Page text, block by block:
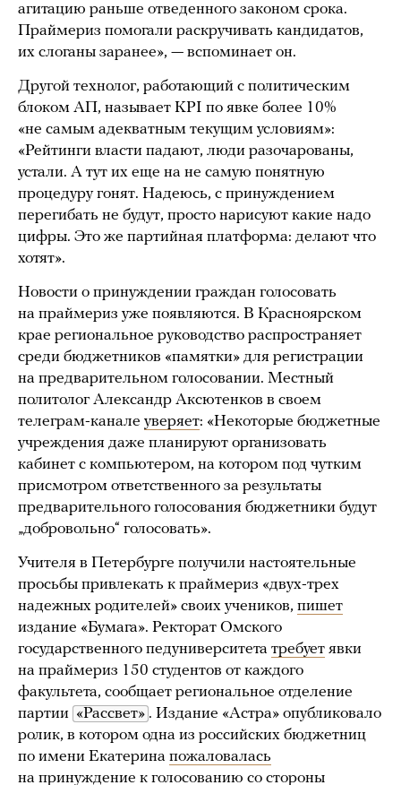
агитацию раньше отведенного законом срока.
Праймериз помогали раскручивать кандидатов,
их слоганы заранее», — вспоминает он.
Другой технолог, работающий с политическим
блоком АП, называет KPI по явке более 10%
«не самым адекватным текущим условиям»:
«Рейтинги власти падают, люди разочарованы,
устали. А тут их еще на не самую понятную
процедуру гонят. Надеюсь, с принуждением
перегибать не будут, просто нарисуют какие надо
цифры. Это же партийная платформа: делают что
хотят».
Новости о принуждении граждан голосовать
на праймериз уже появляются. В Красноярском
крае региональное руководство распространяет
среди бюджетников «памятки» для регистрации
на предварительном голосовании. Местный
политолог Александр Аксютенков в своем
телеграм-канале уверяет: «Некоторые бюджетные
учреждения даже планируют организовать
кабинет с компьютером, на котором под чутким
присмотром ответственного за результаты
предварительного голосования бюджетники будут
„добровольно“ голосовать».
Учителя в Петербурге получили настоятельные
просьбы привлекать к праймериз «двух-трех
надежных родителей» своих учеников, пишет
издание «Бумага». Ректорат Омского
государственного педуниверситета требует явки
на праймериз 150 студентов от каждого
факультета, сообщает региональное отделение
партии «Рассвет» . Издание «Астра» опубликовало
ролик, в котором одна из российских бюджетниц
по имени Екатерина пожаловалась
на принуждение к голосованию со стороны